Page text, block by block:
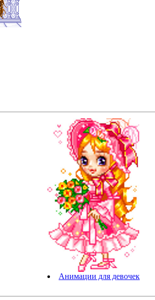
Анимации для девочек